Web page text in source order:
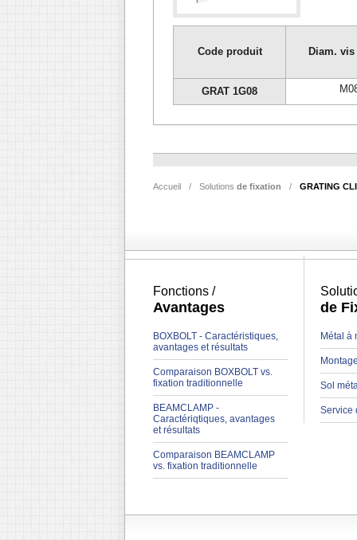
Code produit Diam. vis
GRAT 1G08
Accueil / Solutions de fixation / GRATING
Fonctions /
Avantages
BOXBOLT - Caractéristiques,
avantages et résultats
Comparaison BOXBOLT vs.
fixation traditionnelle
BEAMCLAMP -
Caractériqtiques, avantages
et résultats
Comparaison BEAMCLAMP
vs. fixation traditionnelle
de
Métal à
Sol
Service